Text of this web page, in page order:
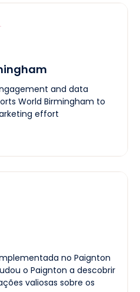
and data
World Birmingham to
effort
no Paignton
o Paignton a descobrir
valiosas sobre os